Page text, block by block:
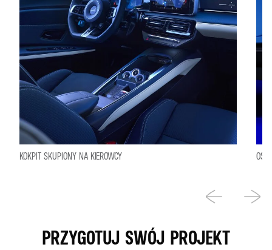
KOKPIT SKUPIONY NA KIEROWCY
PRZYGOTUJ SWÓJ PROJEKT